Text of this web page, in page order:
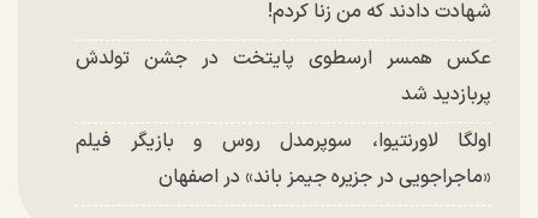
شهادت دادند که من زنا کردم!
عکس همسر ارسطوی پایتخت در جشن تولدش
پربازدید شد
اولگا لاورنتیوا، سوپرمدل روس و بازیگر فیلم
«ماجراجویی در جزیره جیمز باند» در اصفهان